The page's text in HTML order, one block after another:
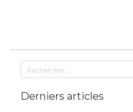
Rechercher
Derniers articles